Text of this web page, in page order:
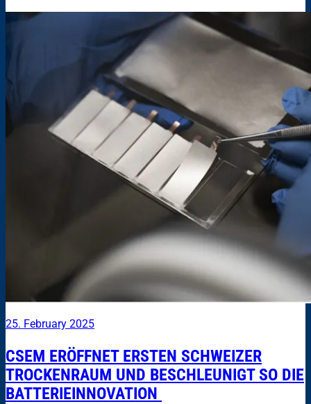
25. February 2025
CSEM ERÖFFNET ERSTEN SCHWEIZER
TROCKENRAUM UND BESCHLEUNIGT SO DIE
BATTERIEINNOVATION